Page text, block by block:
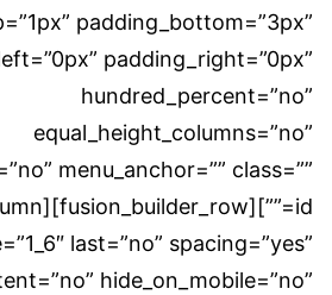
padding_bottom=”3px”
padding_right=”0px”
hundred_percent=”no”
equal_height_columns=”no”
menu_anchor=”” class=””
last=”no” spacing=”yes”
hide_on_mobile=”no”